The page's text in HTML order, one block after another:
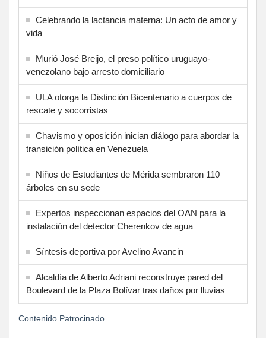
Celebrando la lactancia materna: Un acto de amor y
vida
Murió José Breijo, el preso político uruguayo-
venezolano bajo arresto domiciliario
ULA otorga la Distinción Bicentenario a cuerpos de
rescate y socorristas
Chavismo y oposición inician diálogo para abordar la
transición política en Venezuela
Niños de Estudiantes de Mérida sembraron 110
árboles en su sede
Expertos inspeccionan espacios del OAN para la
instalación del detector Cherenkov de agua
Síntesis deportiva por Avelino Avancin
Alcaldía de Alberto Adriani reconstruye pared del
Boulevard de la Plaza Bolívar tras daños por lluvias
Contenido Patrocinado